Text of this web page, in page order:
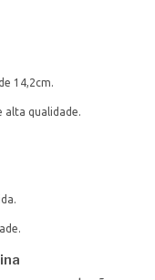
14,2cm.
alta qualidade.